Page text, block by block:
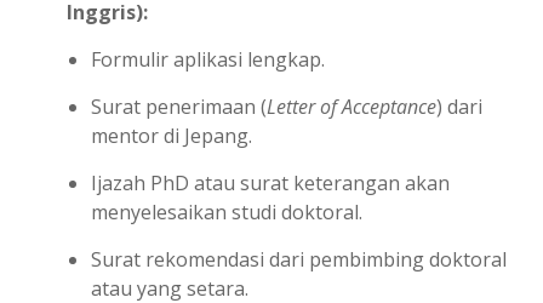
Inggris):
Formulir aplikasi lengkap.
Surat penerimaan (Letter of Acceptance) dari
mentor di Jepang.
Ijazah PhD atau surat keterangan akan
menyelesaikan studi doktoral.
Surat rekomendasi dari pembimbing doktoral
atau yang setara.